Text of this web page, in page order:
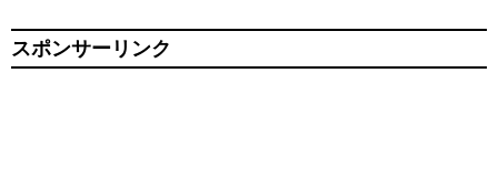
スポンサーリンク